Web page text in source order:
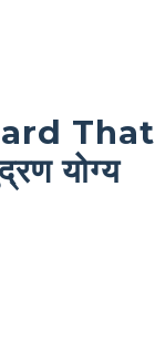
That
योग्य